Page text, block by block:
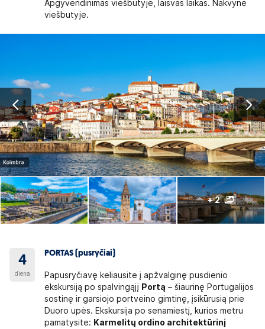
Apgyvendinimas viešbutyje, laisvas laikas. Nakvynė
viešbutyje.
+ 2
4
diena
PORTAS (pusryčiai)
Papusryčiavę keliausite į apžvalginę pusdienio
ekskursiją po spalvingąjį Portą – šiaurinę Portugalijos
sostinę ir garsiojo portveino gimtinę, įsikūrusią prie
Duoro upės. Ekskursija po senamiestį, kurios metru
pamatysite: Karmelitų ordino architektūrinį